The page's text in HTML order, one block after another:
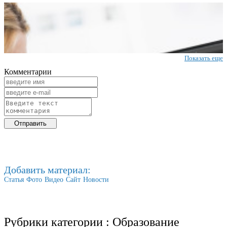
Показать еще
Комментарии
Добавить материал:
Статья Фото Видео Сайт Новости
Рубрики категории : Образование